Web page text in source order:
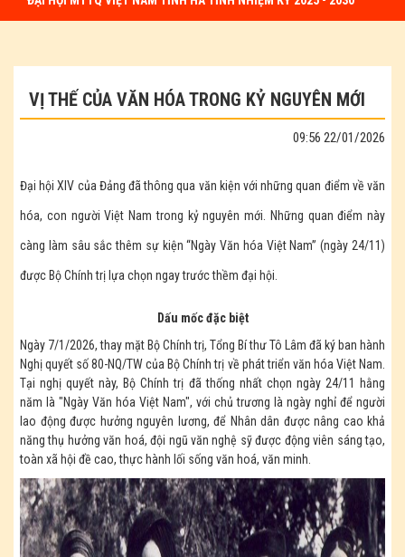
VỊ THẾ CỦA VĂN HÓA TRONG KỶ NGUYÊN MỚI
09:56 22/01/2026
Đại hội XIV của Đảng đã thông qua văn kiện với những quan điểm về văn
hóa, con người Việt Nam trong kỷ nguyên mới. Những quan điểm này
càng làm sâu sắc thêm sự kiện “Ngày Văn hóa Việt Nam” (ngày 24/11)
được Bộ Chính trị lựa chọn ngay trước thềm đại hội.
Dấu mốc đặc biệt
Ngày 7/1/2026, thay mặt Bộ Chính trị, Tổng Bí thư Tô Lâm đã ký ban hành
Nghị quyết số 80-NQ/TW của Bộ Chính trị về phát triển văn hóa Việt Nam.
Tại nghị quyết này, Bộ Chính trị đã thống nhất chọn ngày 24/11 hằng
năm là "Ngày Văn hóa Việt Nam", với chủ trương là ngày nghỉ để người
lao động được hưởng nguyên lương, để Nhân dân được nâng cao khả
năng thụ hưởng văn hoá, đội ngũ văn nghệ sỹ được động viên sáng tạo,
toàn xã hội đề cao, thực hành lối sống văn hoá, văn minh.